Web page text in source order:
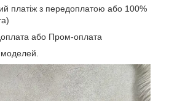
платіж з передоплатою або 100%
або Пром-оплата